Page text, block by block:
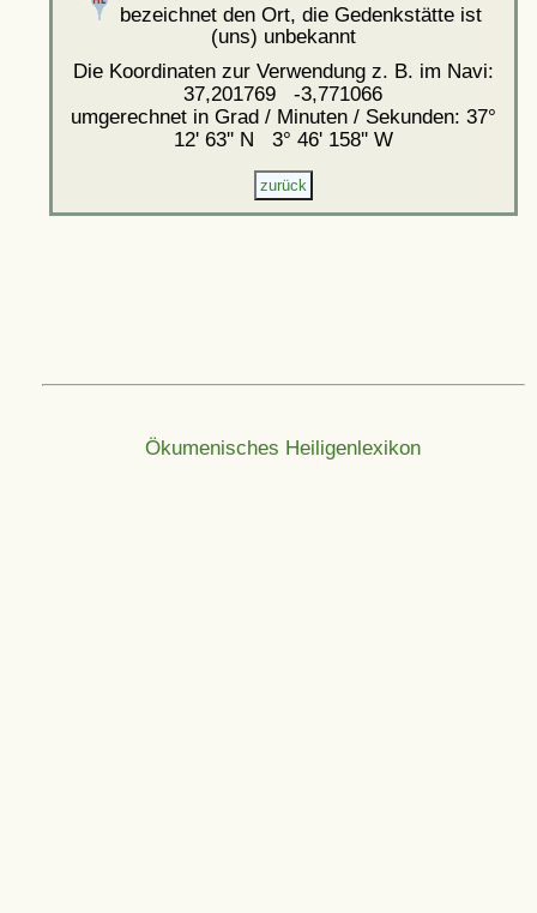
bezeichnet den Ort, die Gedenkstätte ist
(uns) unbekannt
Die Koordinaten zur Verwendung z. B. im Navi:
37,201769 -3,771066
umgerechnet in Grad / Minuten / Sekunden: 37°
12' 63'' N 3° 46' 158'' W
Ökumenisches Heiligenlexikon